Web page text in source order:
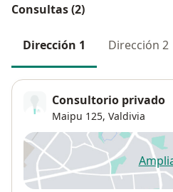
Consultas (2)
Dirección 1 Dirección 2
Consultorio privado
Maipu 125, Valdivia